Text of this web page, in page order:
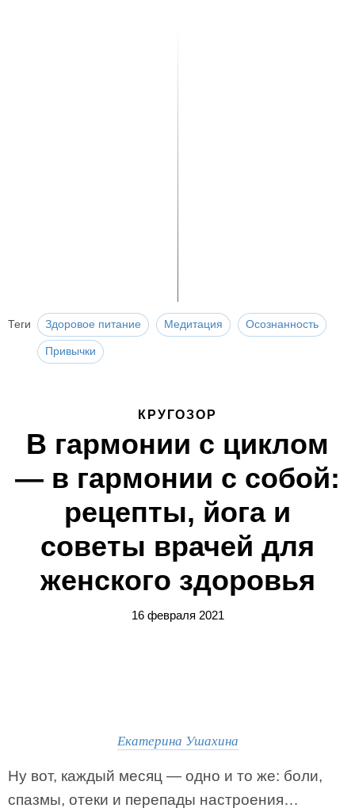
Теги Здоровое питание Медитация Осознанность
Привычки
КРУГОЗОР
В гармонии с циклом
— в гармонии с собой:
рецепты, йога и
советы врачей для
женского здоровья
16 февраля 2021
Екатерина Ушахина
Ну вот, каждый месяц — одно и то же: боли,
спазмы, отеки и перепады настроения…